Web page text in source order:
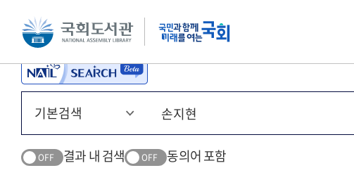
본문 바로가기 주메뉴 바로가기
OFF 결과 내 검색 OFF 동의어 포함